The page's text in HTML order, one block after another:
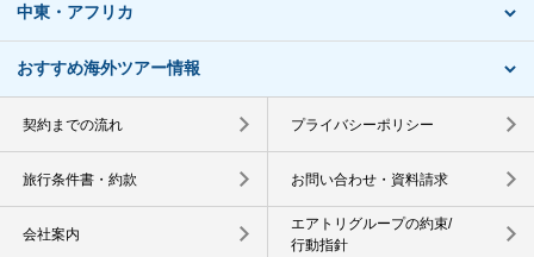
中東・アフリカ
おすすめ海外ツアー情報
契約までの流れ プライバシーポリシー
旅行条件書・約款 お問い合わせ・資料請求
会社案内
エアトリグループの約束/
行動指針